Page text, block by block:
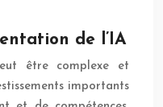
de l’IA
être complexe et
importants